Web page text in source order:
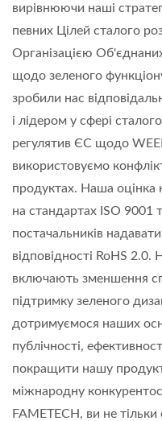
вирівнюючи наші
певних Цілей сталого
Організацією
щодо зеленого
зробили нас
і лідером у сфері
регулятив ЄС щодо
використовуємо
продуктах. Наша оцінка
на стандартах ISO 9001
постачальників
відповідності RoHS 2.0.
включають зменшення
підтримку зеленого
дотримуємося наших
публічності,
покращити нашу
міжнародну
FAMETECH, ви не